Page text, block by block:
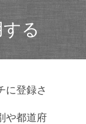
る
に登録さ
や都道府